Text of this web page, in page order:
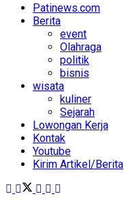
Patinews.com
Berita
event
Olahraga
politik
bisnis
wisata
kuliner
Sejarah
Lowongan Kerja
Kontak
Youtube
Kirim Artikel/Berita